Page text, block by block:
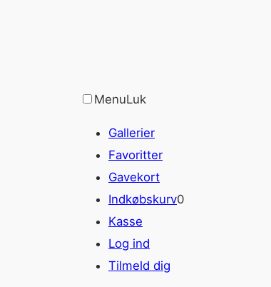
MenuLuk
Gallerier
Favoritter
Gavekort
Indkøbskurv0
Kasse
Log ind
Tilmeld dig